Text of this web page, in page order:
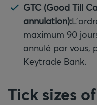
GTC (Good Till
annulation):
maximum 90
annulé par vous,
Keytrade Bank.
Tick sizes